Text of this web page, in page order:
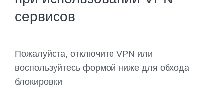
сервисов
Пожалуйста, отключите VPN или
воспользуйтесь формой ниже для обхода
блокировки